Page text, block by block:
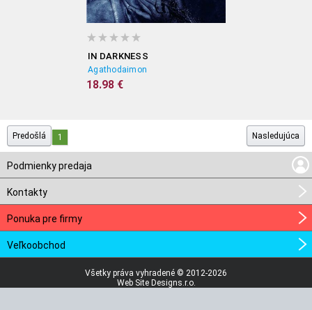
IN DARKNESS
Agathodaimon
18.98 €
Predošlá 1 Nasledujúca
Podmienky predaja
Kontakty
Ponuka pre firmy
Veľkoobchod
Všetky práva vyhradené © 2012-2026
Web Site Designs.r.o.